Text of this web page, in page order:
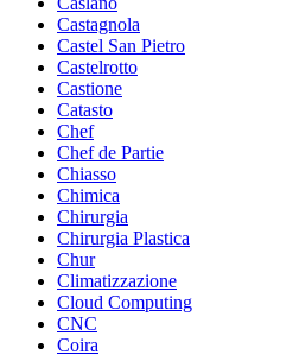
Castagnola
Castel San Pietro
Castelrotto
Castione
Catasto
Chef
Chef de Partie
Chiasso
Chimica
Chirurgia
Chirurgia Plastica
Chur
Climatizzazione
Cloud Computing
CNC
Coira